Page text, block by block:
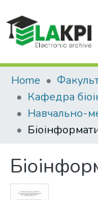
Communities &
All of DSpace
Statistics
Home